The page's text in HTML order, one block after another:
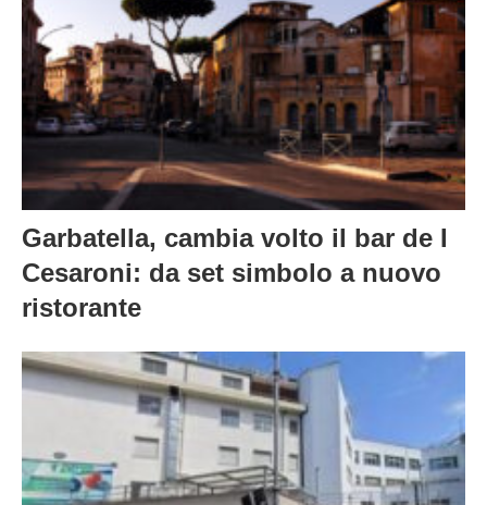
Garbatella, cambia volto il bar de I
Cesaroni: da set simbolo a nuovo
ristorante